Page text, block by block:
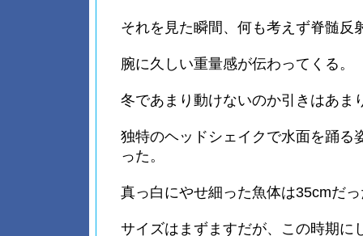
それを見た瞬間、何も考えず脊髄反
腕に久しい重量感が伝わってくる。
冬であまり動けないのか引きはあま
独特のヘッドシェイクで水面を踊る
った。
真っ白にやせ細った魚体は35cmだ
サイズはまずますだが、この時期に